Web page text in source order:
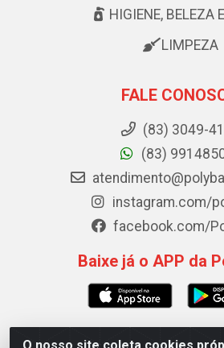
HIGIENE, BELEZA
LIMPEZA
FALE
(83) 3049-
(83)
instagram.com/
facebook.com/
Baixe já o APP da